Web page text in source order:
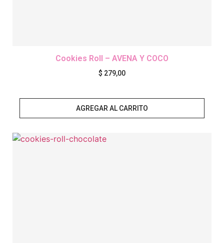
Cookies Roll – AVENA Y COCO
$ 279,00
AGREGAR AL CARRITO